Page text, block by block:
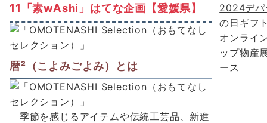
11「素wAshi」はてな企画【愛媛県】
暦²（こよみごよみ）とは
季節を感じるアイテムや伝統工芸品、新進
2024デパ
の日ギフ
オンライ
ップ物産
ース